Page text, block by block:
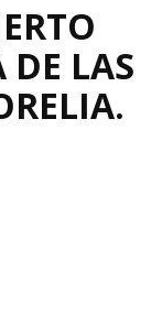
DE LAS